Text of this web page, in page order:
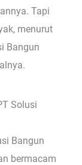
Tapi
menurut
Bangun
Solusi
Bangun
bermacam